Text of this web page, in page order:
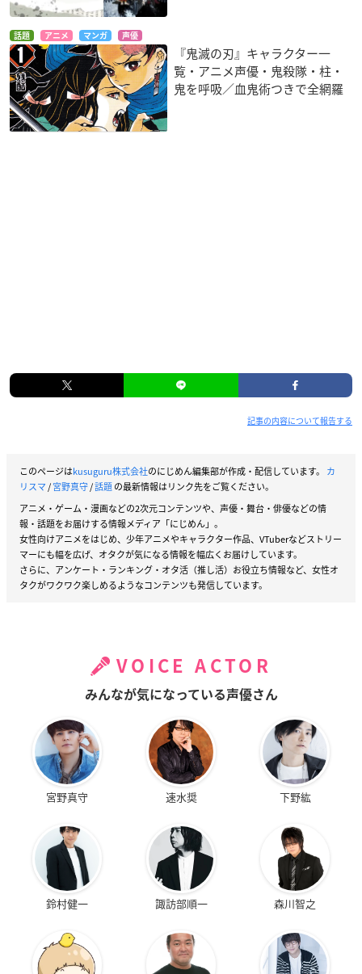
話題 アニメ マンガ 声優
『鬼滅の刃』キャラクター一
覧・アニメ声優・鬼殺隊・柱・
鬼を呼吸／血鬼術つきで全網羅
記事の内容について報告する
このページはkusuguru株式会社のにじめん編集部が作成・配信しています。 カ
リスマ/宮野真守/話題の最新情報はリンク先をご覧ください。
アニメ・ゲーム・漫画などの2次元コンテンツや、声優・舞台・俳優などの情
報・話題をお届けする情報メディア「にじめん」。
女性向けアニメをはじめ、少年アニメやキャラクター作品、VTuberなどストリー
マーにも幅を広げ、オタクが気になる情報を幅広くお届けしています。
さらに、アンケート・ランキング・オタ活（推し活）お役立ち情報など、女性オ
タクがワクワク楽しめるようなコンテンツも発信しています。
VOICE ACTOR
みんなが気になっている声優さん
宮野真守 速水奨 下野紘
鈴村健一 諏訪部順一 森川智之